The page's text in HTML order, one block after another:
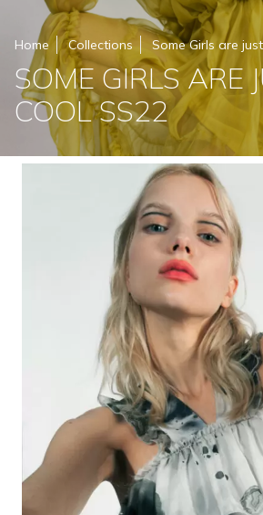
BESPOKE
GIFT CARD
ABOUT US
ABOUT YOU
Home Collections Some Girls are
SOME GIRLS ARE
COOL SS22